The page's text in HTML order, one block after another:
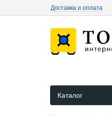
Доставка и оплата
Каталог